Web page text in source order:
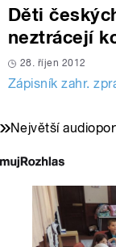
Děti
neztrácejí
28. říjen 2012
Zápisník zahr.
Největší